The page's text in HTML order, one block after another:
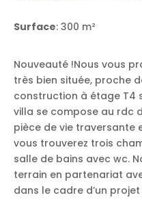
Surface: 300 m²
Nouveauté !Nous vous
très bien située, proche
construction à étage T4
villa se compose au rdc
pièce de vie traversante
vous trouverez trois
salle de bains avec wc.
terrain en partenariat
dans le cadre d’un